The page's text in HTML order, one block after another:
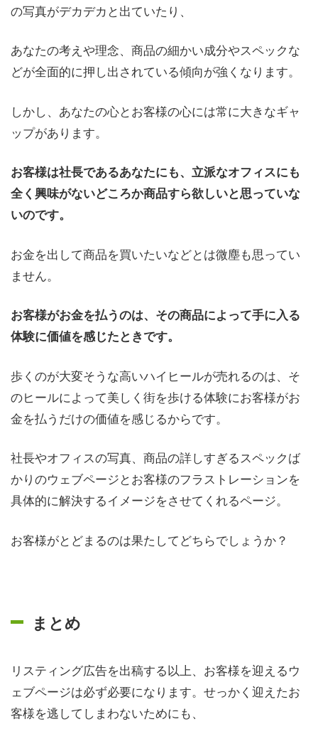
の写真がデカデカと出ていたり、
あなたの考えや理念、商品の細かい成分やスペックな
どが全面的に押し出されている傾向が強くなります。
しかし、あなたの心とお客様の心には常に大きなギャ
ップがあります。
お客様は社長であるあなたにも、立派なオフィスにも
全く興味がないどころか商品すら欲しいと思っていな
いのです。
お金を出して商品を買いたいなどとは微塵も思ってい
ません。
お客様がお金を払うのは、その商品によって手に入る
体験に価値を感じたときです。
歩くのが大変そうな高いハイヒールが売れるのは、そ
のヒールによって美しく街を歩ける体験にお客様がお
金を払うだけの価値を感じるからです。
社長やオフィスの写真、商品の詳しすぎるスペックば
かりのウェブページとお客様のフラストレーションを
具体的に解決するイメージをさせてくれるページ。
お客様がとどまるのは果たしてどちらでしょうか？
まとめ
リスティング広告を出稿する以上、お客様を迎えるウ
ェブページは必ず必要になります。せっかく迎えたお
客様を逃してしまわないためにも、